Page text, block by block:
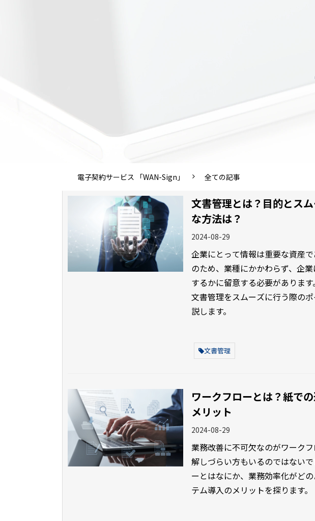
電子契約サービス 「WAN-Sign」 全ての記事
文書管理とは？目的とス
な方法は？
2024-08-29
企業にとって情報は重要な資産
のため、業種にかかわらず、企
するかに留意する必要がありま
文書管理をスムーズに行う際の
説します。
文書管理
ワークフローとは？紙で
メリット
2024-08-29
業務改善に不可欠なのがワーク
解しづらい方もいるのではない
ーとはなにか、業務効率化がど
テム導入のメリットを探ります。